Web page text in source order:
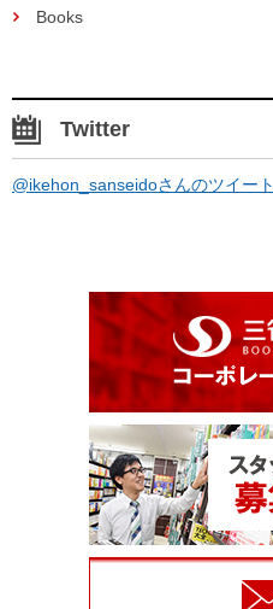
Books
Twitter
@ikehon_sanseidoさんのツイート